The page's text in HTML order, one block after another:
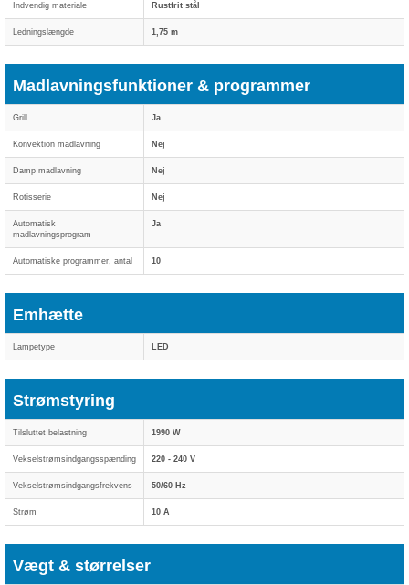
Indvendig materiale Rustfrit stål
Ledningslængde 1,75 m
Madlavningsfunktioner & programmer
Grill Ja
Konvektion madlavning Nej
Damp madlavning Nej
Rotisserie Nej
Automatisk
madlavningsprogram
Ja
Automatiske programmer, antal 10
Emhætte
Lampetype LED
Strømstyring
Tilsluttet belastning 1990 W
Vekselstrømsindgangsspænding 220 - 240 V
Vekselstrømsindgangsfrekvens 50/60 Hz
Strøm 10 A
Vægt & størrelser